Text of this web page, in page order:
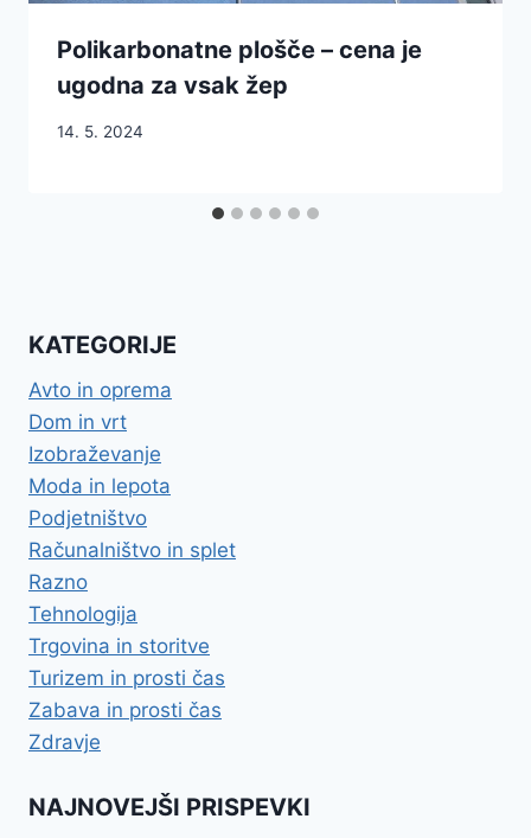
Polikarbonatne plošče – cena je
ugodna za vsak žep
14. 5. 2024
KATEGORIJE
Avto in oprema
Dom in vrt
Izobraževanje
Moda in lepota
Podjetništvo
Računalništvo in splet
Razno
Tehnologija
Trgovina in storitve
Turizem in prosti čas
Zabava in prosti čas
Zdravje
NAJNOVEJŠI PRISPEVKI